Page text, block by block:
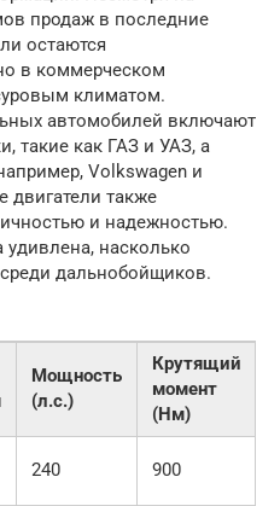
продаж в последние
остаются
в коммерческом
климатом.
автомобилей включают
такие как ГАЗ и УАЗ, а
Volkswagen и
двигатели также
и надежностью.
насколько
дальнобойщиков.
Мощность
(л.с.)
Крутящий
момент
(Нм)
240 900